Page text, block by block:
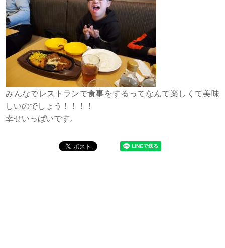
みんなでレストランで食事をするってなんて楽しくて美味
しいのでしょう！！！！
幸せいっぱいです。